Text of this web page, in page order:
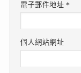
電子郵件地址 *
個人網站網址